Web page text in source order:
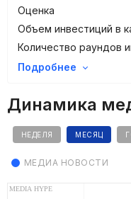
Оценка
Объем инвестиций в
Количество раундов
Подробнее
Динамика
НЕДЕЛЯ МЕСЯЦ
МЕДИА НОВОСТИ